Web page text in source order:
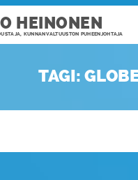
HEINONEN
KUNNANVALTUUSTON PUHEENJOHTAJA
TAGI: